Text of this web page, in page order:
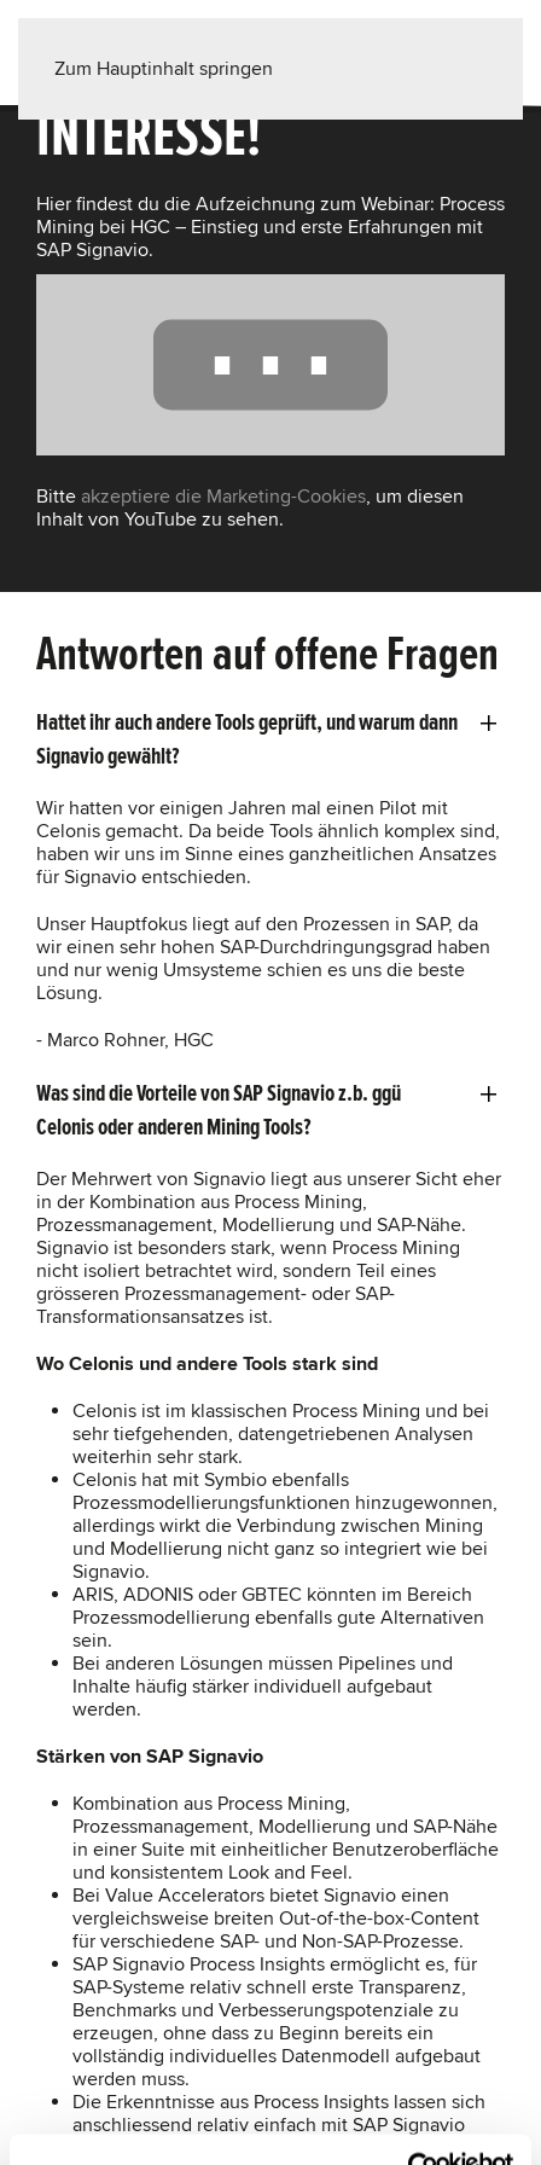
Zum Hauptinhalt springen
VIELEN DANK FÜR DEIN
INTERESSE!
Hier findest du die Aufzeichnung zum Webinar: Process
Mining bei HGC – Einstieg und erste Erfahrungen mit
SAP Signavio.
⋯
Bitte akzeptiere die Marketing-Cookies, um diesen
Inhalt von YouTube zu sehen.
Antworten auf offene Fragen
Hattet ihr auch andere Tools geprüft, und warum dann
Signavio gewählt?
Wir hatten vor einigen Jahren mal einen Pilot mit
Celonis gemacht. Da beide Tools ähnlich komplex sind,
haben wir uns im Sinne eines ganzheitlichen Ansatzes
für Signavio entschieden.
Unser Hauptfokus liegt auf den Prozessen in SAP, da
wir einen sehr hohen SAP-Durchdringungsgrad haben
und nur wenig Umsysteme schien es uns die beste
Lösung.
- Marco Rohner, HGC
Was sind die Vorteile von SAP Signavio z.b. ggü
Celonis oder anderen Mining Tools?
Der Mehrwert von Signavio liegt aus unserer Sicht eher
in der Kombination aus Process Mining,
Prozessmanagement, Modellierung und SAP-Nähe.
Signavio ist besonders stark, wenn Process Mining
nicht isoliert betrachtet wird, sondern Teil eines
grösseren Prozessmanagement- oder SAP-
Transformationsansatzes ist.
Wo Celonis und andere Tools stark sind
Celonis ist im klassischen Process Mining und bei
sehr tiefgehenden, datengetriebenen Analysen
weiterhin sehr stark.
Celonis hat mit Symbio ebenfalls
Prozessmodellierungsfunktionen hinzugewonnen,
allerdings wirkt die Verbindung zwischen Mining
und Modellierung nicht ganz so integriert wie bei
Signavio.
ARIS, ADONIS oder GBTEC könnten im Bereich
Prozessmodellierung ebenfalls gute Alternativen
sein.
Bei anderen Lösungen müssen Pipelines und
Inhalte häufig stärker individuell aufgebaut
werden.
Stärken von SAP Signavio
Kombination aus Process Mining,
Prozessmanagement, Modellierung und SAP-Nähe
in einer Suite mit einheitlicher Benutzeroberfläche
und konsistentem Look and Feel.
Bei Value Accelerators bietet Signavio einen
vergleichsweise breiten Out-of-the-box-Content
für verschiedene SAP- und Non-SAP-Prozesse.
SAP Signavio Process Insights ermöglicht es, für
SAP-Systeme relativ schnell erste Transparenz,
Benchmarks und Verbesserungspotenziale zu
erzeugen, ohne dass zu Beginn bereits ein
vollständig individuelles Datenmodell aufgebaut
werden muss.
Die Erkenntnisse aus Process Insights lassen sich
anschliessend relativ einfach mit SAP Signavio
Process Intelligence verbinden, um gezielt in die